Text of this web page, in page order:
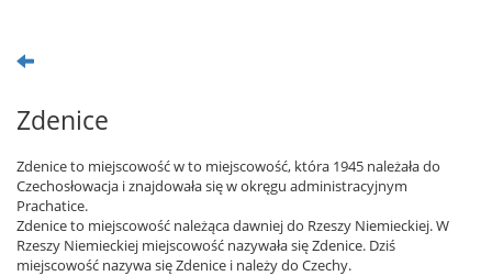
Zdenice
Zdenice to miejscowość w to miejscowość, która 1945 należała do
Czechosłowacja i znajdowała się w okręgu administracyjnym
Prachatice.
Zdenice to miejscowość należąca dawniej do Rzeszy Niemieckiej. W
Rzeszy Niemieckiej miejscowość nazywała się Zdenice. Dziś
miejscowość nazywa się Zdenice i należy do Czechy.